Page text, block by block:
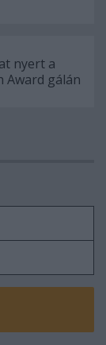
nyert a
Award gálán